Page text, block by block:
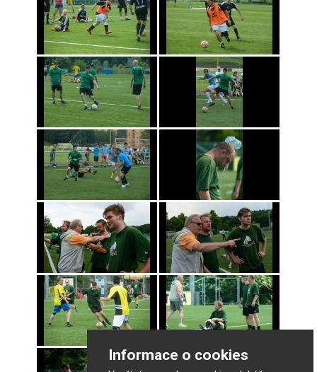
Informace o cookies